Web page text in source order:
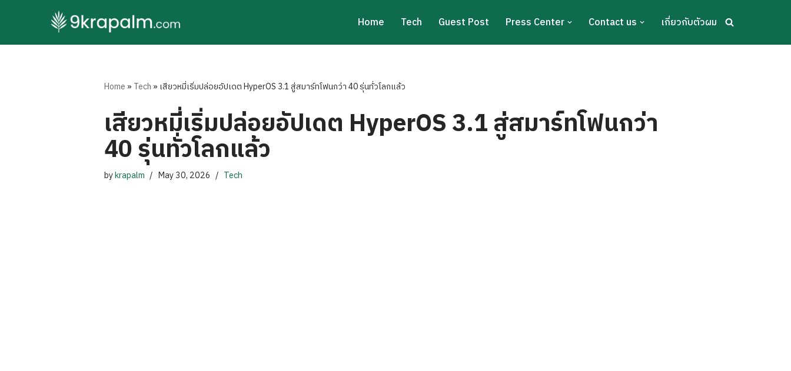
to
Home Tech Guest Post Press Center Contact us เกี่ยวกับตัวผม
Home » Tech » เสียวหมี่เริ่มปล่อยอัปเดต HyperOS 3.1 สู่สมาร์ทโฟนกว่า 40 รุ่นทั่วโลกแล้ว
เสียวหมี่เริ่มปล่อยอัปเดต HyperOS 3.1 สู่สมาร์ทโฟนกว่า
40 รุ่นทั่วโลกแล้ว
bykrapalm May 30, 2026 Tech